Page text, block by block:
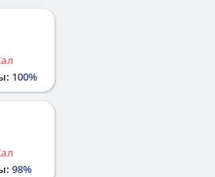
100%
98%